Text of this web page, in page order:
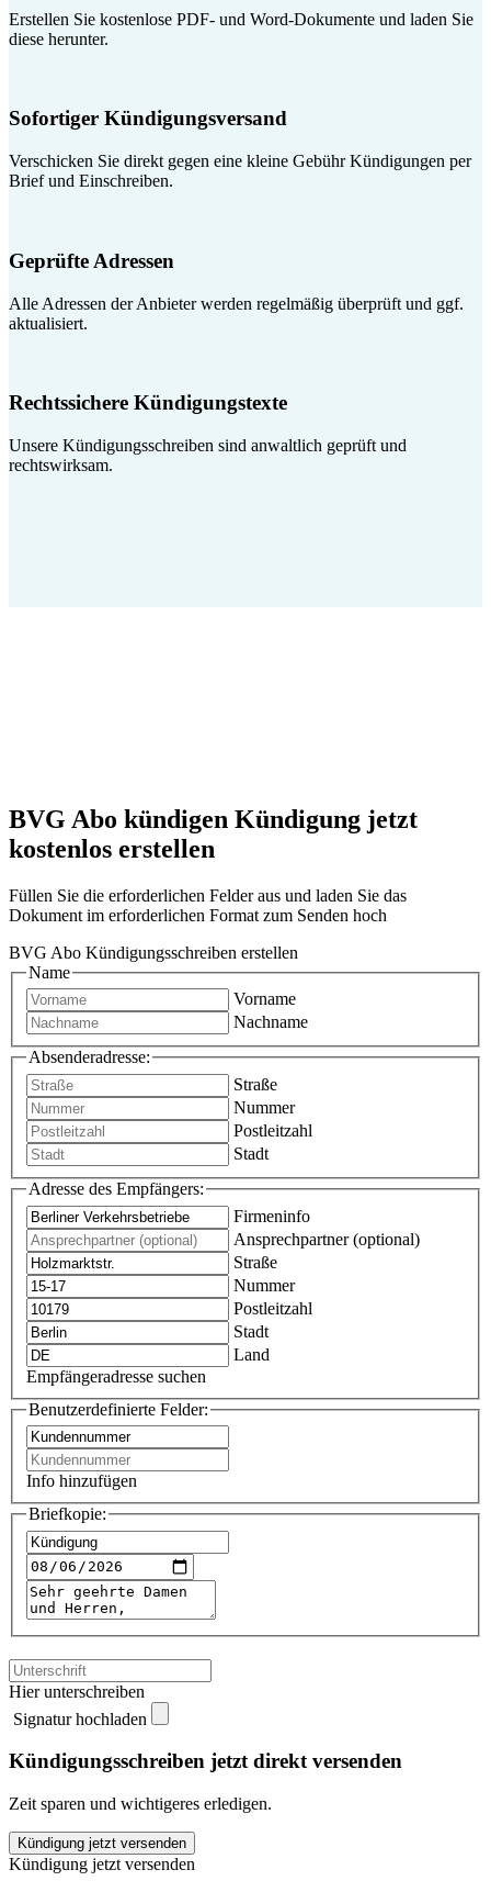
Erstellen Sie kostenlose PDF- und Word-Dokumente und laden Sie
diese herunter.
Sofortiger Kündigungsversand
Verschicken Sie direkt gegen eine kleine Gebühr Kündigungen per
Brief und Einschreiben.
Geprüfte Adressen
Alle Adressen der Anbieter werden regelmäßig überprüft und ggf.
aktualisiert.
Rechtssichere Kündigungstexte
Unsere Kündigungsschreiben sind anwaltlich geprüft und
rechtswirksam.
BVG Abo kündigen Kündigung jetzt
kostenlos erstellen
Füllen Sie die erforderlichen Felder aus und laden Sie das
Dokument im erforderlichen Format zum Senden hoch
BVG Abo Kündigungsschreiben erstellen
Name
Vorname
Nachname
Absenderadresse:
Straße
Nummer
Postleitzahl
Stadt
Adresse des Empfängers:
Firmeninfo
Ansprechpartner (optional)
Straße
Nummer
Postleitzahl
Stadt
Land
Empfängeradresse suchen
Benutzerdefinierte Felder:
Info hinzufügen
Briefkopie:
Hier unterschreiben
Signatur hochladen
Kündigungsschreiben jetzt direkt versenden
Zeit sparen und wichtigeres erledigen.
BVG
Abo
Kündigung jetzt versenden
Kündigung jetzt versenden